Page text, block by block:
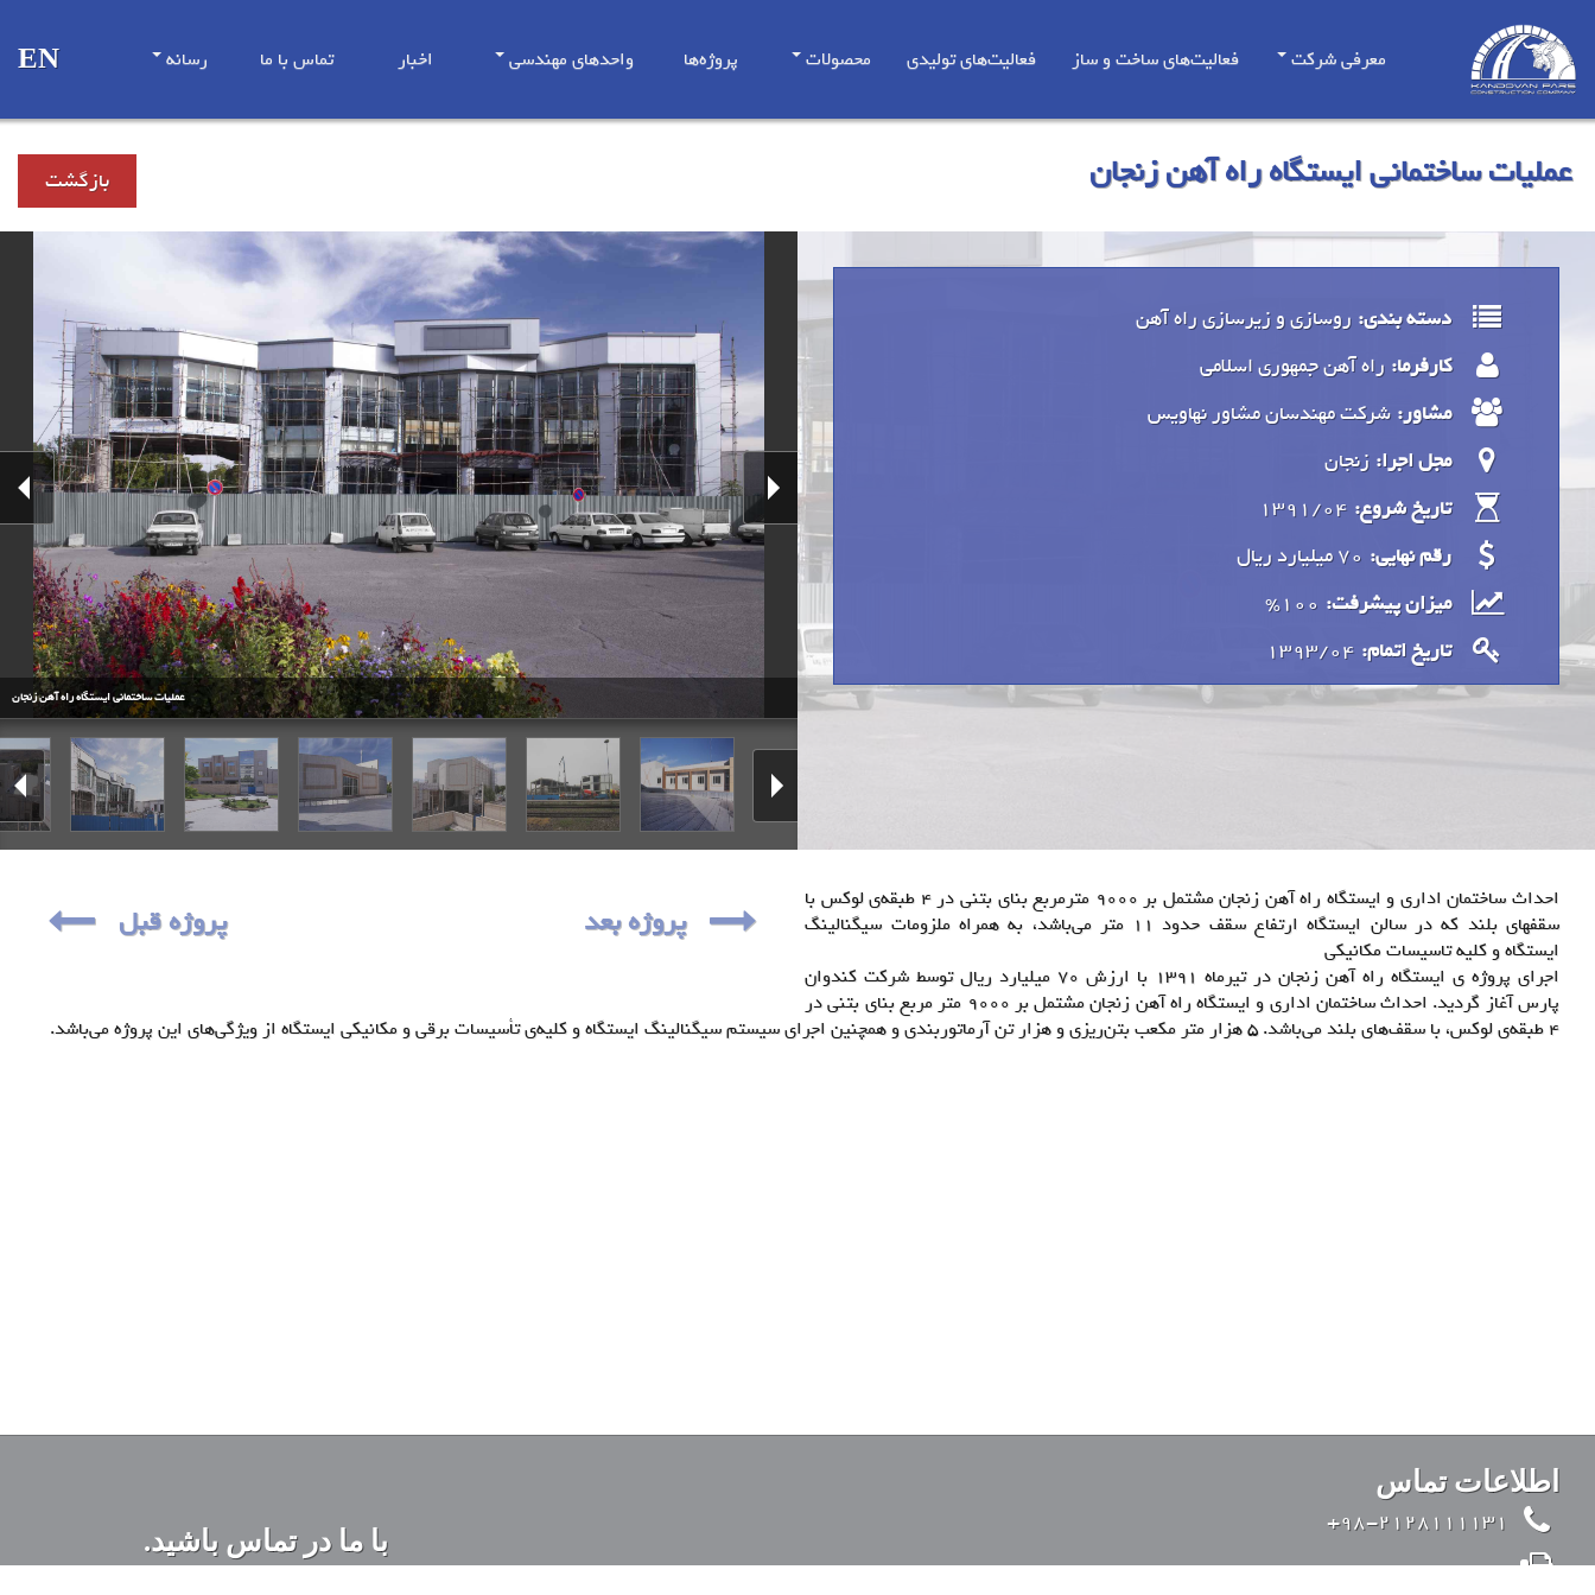
معرفی شرکت فعالیت‌های ساخت و ساز فعالیت‌های تولیدی محصولات پروژه‌ها واحدهای مهندسی اخبار تماس با ما رسانه EN
بازگشت عملیات ساختمانی ایستگاه راه آهن زنجان
دسته بندی: روسازی و زیرسازی راه آهن
کارفرما: راه آهن جمهوری اسلامی
مشاور: شرکت مهندسان مشاور نهاویس
مجل اجرا: زنجان
تاریخ شروع: 1391/04
رقم نهایی: 70 میلیارد ريال
میزان پیشرفت: 100%
تاریخ اتمام: 1393/04
عملیات ساختمانی ایستگاه راه آهن زنجان
پروژه بعد پروژه قبل
احداث ساختمان اداری و ایستگاه راه آهن زنجان مشتمل بر 9000 مترمربع بنای بتنی در 4 طبقه‌ی لوکس با
سقفهای بلند که در سالن ایستگاه ارتفاع سقف حدود 11 متر می‌باشد، به همراه ملزومات سیگنالینگ
ایستگاه و کلیه تاسیسات مکانیکی
اجرای پروژه ی ایستگاه راه آهن زنجان در تیرماه 1391 با ارزش 70 میلیارد ریال توسط شرکت کندوان
پارس آغاز گردید. احداث ساختمان اداری و ایستگاه راه آهن زنجان مشتمل بر 9000 متر مربع بنای بتنی در
4 طبقه‌ی لوکس، با سقف‌های بلند می‌باشد. 5 هزار متر مکعب بتن‌ریزی و هزار تن آرماتوربندی و همچنین اجرای سیستم سیگنالینگ ایستگاه و کلیه‌ی تأسیسات برقی و مکانیکی ایستگاه از ویژگی‌های این پروژه می‌باشد.
اطلاعات تماس
98-2128111131+
98-2126428371+
با ما در تماس باشید.